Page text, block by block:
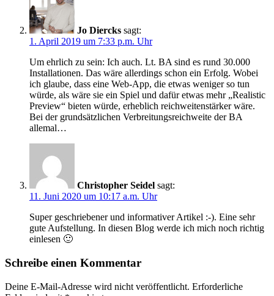
Jo Diercks sagt:
1. April 2019 um 7:33 p.m. Uhr
Um ehrlich zu sein: Ich auch. Lt. BA sind es rund 30.000
Installationen. Das wäre allerdings schon ein Erfolg. Wobei
ich glaube, dass eine Web-App, die etwas weniger so tun
würde, als wäre sie ein Spiel und dafür etwas mehr „Realistic
Preview“ bieten würde, erheblich reichweitenstärker wäre.
Bei der grundsätzlichen Verbreitungsreichweite der BA
allemal…
Christopher Seidel sagt:
11. Juni 2020 um 10:17 a.m. Uhr
Super geschriebener und informativer Artikel :-). Eine sehr
gute Aufstellung. In diesen Blog werde ich mich noch richtig
einlesen 🙂
Schreibe einen Kommentar
Deine E-Mail-Adresse wird nicht veröffentlicht. Erforderliche